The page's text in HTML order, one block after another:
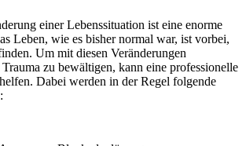
einer Lebenssituation ist eine enorme
Leben, wie es bisher normal war, ist vorbei,
Um mit diesen Veränderungen
zu bewältigen, kann eine professionelle
Dabei werden in der Regel folgende